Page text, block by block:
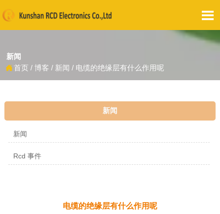

新闻
首页 / 博客 / 新闻 / 电缆的绝缘层有什么作用呢
新闻
新闻
Rcd 事件
电缆的绝缘层有什么作用呢